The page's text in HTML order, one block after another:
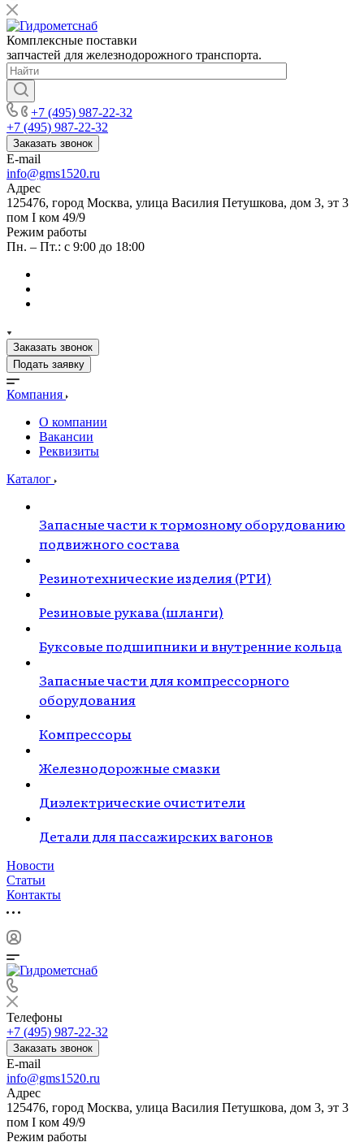
Комплексные поставки
запчастей для железнодорожного транспорта.
+7 (495) 987-22-32
+7 (495) 987-22-32
Заказать звонок
E-mail
info@gms1520.ru
Адрес
125476, город Москва, улица Василия Петушкова, дом 3, эт 3
пом I ком 49/9
Режим работы
Пн. – Пт.: с 9:00 до 18:00
Заказать звонок
Подать заявку
Компания
О компании
Вакансии
Реквизиты
Каталог
Запасные части к тормозному оборудованию
подвижного состава
Резинотехнические изделия (РТИ)
Резиновые рукава (шланги)
Буксовые подшипники и внутренние кольца
Запасные части для компрессорного
оборудования
Компрессоры
Железнодорожные смазки
Диэлектрические очистители
Детали для пассажирских вагонов
Новости
Статьи
Контакты
Телефоны
+7 (495) 987-22-32
Заказать звонок
E-mail
info@gms1520.ru
Адрес
125476, город Москва, улица Василия Петушкова, дом 3, эт 3
пом I ком 49/9
Режим работы